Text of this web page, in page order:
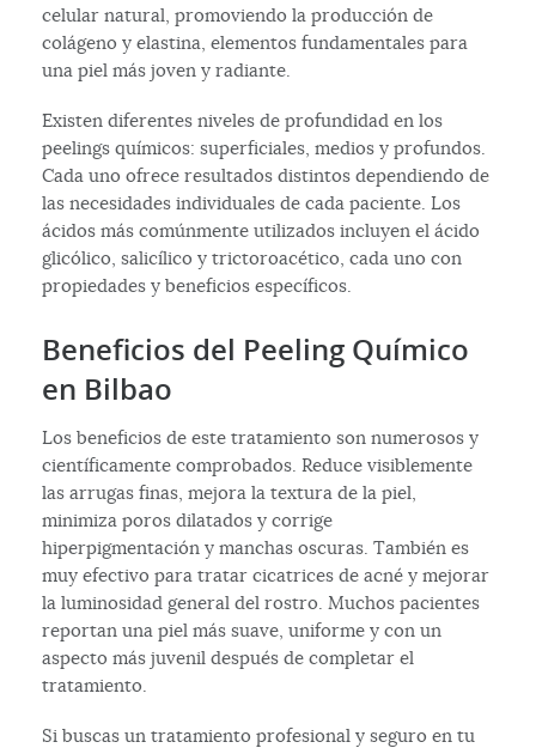
celular natural, promoviendo la producción de
colágeno y elastina, elementos fundamentales para
una piel más joven y radiante.
Existen diferentes niveles de profundidad en los
peelings químicos: superficiales, medios y profundos.
Cada uno ofrece resultados distintos dependiendo de
las necesidades individuales de cada paciente. Los
ácidos más comúnmente utilizados incluyen el ácido
glicólico, salicílico y trictoroacético, cada uno con
propiedades y beneficios específicos.
Beneficios del Peeling Químico
en Bilbao
Los beneficios de este tratamiento son numerosos y
científicamente comprobados. Reduce visiblemente
las arrugas finas, mejora la textura de la piel,
minimiza poros dilatados y corrige
hiperpigmentación y manchas oscuras. También es
muy efectivo para tratar cicatrices de acné y mejorar
la luminosidad general del rostro. Muchos pacientes
reportan una piel más suave, uniforme y con un
aspecto más juvenil después de completar el
tratamiento.
Si buscas un tratamiento profesional y seguro en tu